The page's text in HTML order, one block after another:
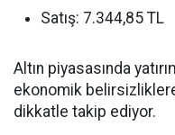
Satış: 7.344,85 TL
Altın piyasasında
ekonomik
dikkatle takip ediyor.